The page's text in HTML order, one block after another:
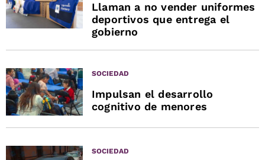
Llaman a no vender uniformes
deportivos que entrega el
gobierno
SOCIEDAD
Impulsan el desarrollo
cognitivo de menores
SOCIEDAD